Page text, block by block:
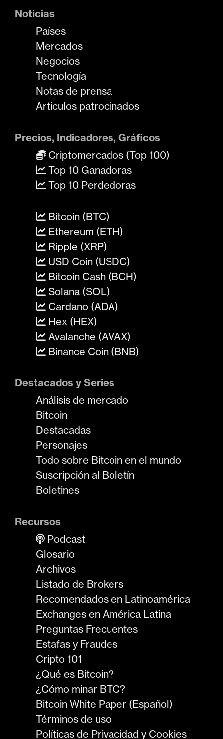
Noticias
Países
Mercados
Negocios
Tecnología
Notas de prensa
Artículos patrocinados
Precios, Indicadores, Gráficos
Criptomercados (Top 100)
Top 10 Ganadoras
Top 10 Perdedoras
Bitcoin (BTC)
Ethereum (ETH)
Ripple (XRP)
USD Coin (USDC)
Bitcoin Cash (BCH)
Solana (SOL)
Cardano (ADA)
Hex (HEX)
Avalanche (AVAX)
Binance Coin (BNB)
Destacados y Series
Análisis de mercado
Bitcoin
Destacadas
Personajes
Todo sobre Bitcoin en el mundo
Suscripción al Boletín
Boletines
Recursos
Podcast
Glosario
Archivos
Listado de Brokers
Recomendados en Latinoamérica
Exchanges en América Latina
Preguntas Frecuentes
Estafas y Fraudes
Cripto 101
¿Qué es Bitcoin?
¿Cómo minar BTC?
Bitcoin White Paper (Español)
Términos de uso
Políticas de Privacidad y Cookies